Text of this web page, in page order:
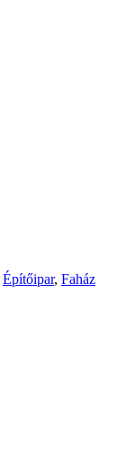
Építőipar, Faház